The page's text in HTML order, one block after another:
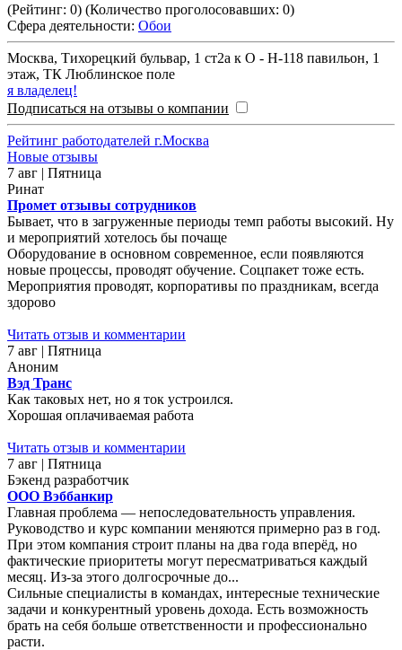
(Рейтинг: 0) (Количество проголосовавших: 0)
Сфера деятельности: Обои
Москва, Тихорецкий бульвар, 1 ст2а к О - Н-118 павильон, 1
этаж, ТК Люблинское поле
я владелец!
Подписаться на отзывы о компании
Рейтинг работодателей г.Москва
Новые отзывы
7 авг | Пятница
Ринат
Промет отзывы сотрудников
Бывает, что в загруженные периоды темп работы высокий. Ну
и мероприятий хотелось бы почаще
Оборудование в основном современное, если появляются
новые процессы, проводят обучение. Соцпакет тоже есть.
Мероприятия проводят, корпоративы по праздникам, всегда
здорово
Читать отзыв и комментарии
7 авг | Пятница
Аноним
Вэд Транс
Как таковых нет, но я ток устроился.
Хорошая оплачиваемая работа
Читать отзыв и комментарии
7 авг | Пятница
Бэкенд разработчик
ООО Вэббанкир
Главная проблема — непоследовательность управления.
Руководство и курс компании меняются примерно раз в год.
При этом компания строит планы на два года вперёд, но
фактические приоритеты могут пересматриваться каждый
месяц. Из-за этого долгосрочные до...
Сильные специалисты в командах, интересные технические
задачи и конкурентный уровень дохода. Есть возможность
брать на себя больше ответственности и профессионально
расти.